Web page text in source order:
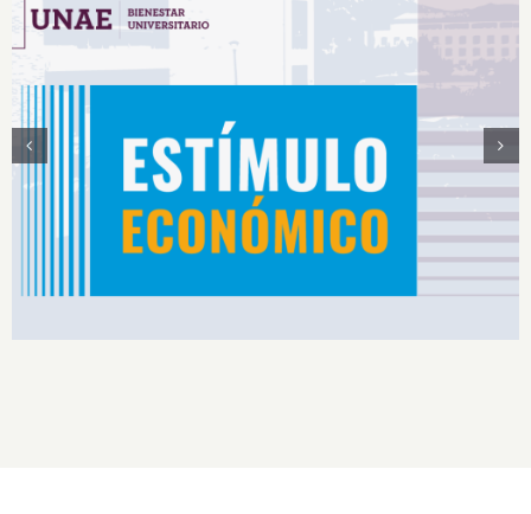
Estímulos Económicos para Deportistas de Alto
Rendimiento IS2026